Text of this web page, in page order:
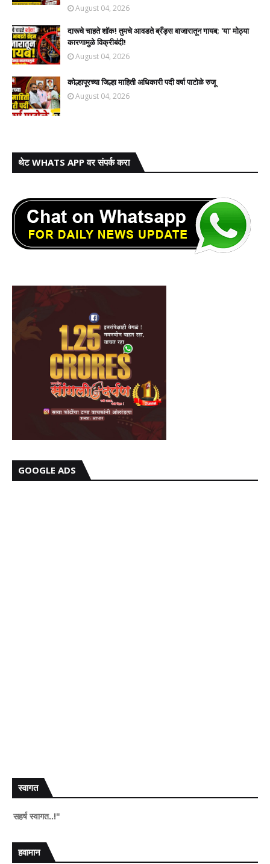
August 04, 2026
दारूचे चाहते शॉक! तुमचे आवडते ब्रँड्स बाजारातून गायब; 'या' मोठ्या
कारणामुळे विक्रीबंदी!
August 04, 2026
कोल्हापूरच्या जिल्हा माहिती अधिकारी पदी वर्षा पाटोळे रुजू
August 04, 2026
थेट WHATS APP वर संपर्क करा
GOOGLE ADS
स्वागत
हवामान